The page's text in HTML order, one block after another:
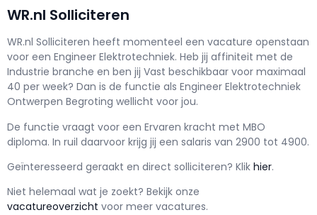
WR.nl Solliciteren
WR.nl Solliciteren heeft momenteel een vacature openstaan
voor een Engineer Elektrotechniek. Heb jij affiniteit met de
Industrie branche en ben jij Vast beschikbaar voor maximaal
40 per week? Dan is de functie als Engineer Elektrotechniek
Ontwerpen Begroting wellicht voor jou.
De functie vraagt voor een Ervaren kracht met MBO
diploma. In ruil daarvoor krijg jij een salaris van 2900 tot 4900.
Geïnteresseerd geraakt en direct solliciteren? Klik hier.
Niet helemaal wat je zoekt? Bekijk onze
vacatureoverzicht voor meer vacatures.